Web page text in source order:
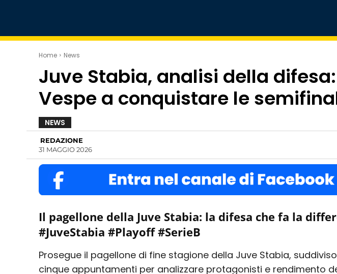
Home News
Juve Stabia, analisi della
Vespe a conquistare le
NEWS
REDAZIONE
31 MAGGIO 2026
Il pagellone della Juve Stabia: la difesa che fa la
#JuveStabia #Playoff #SerieB
Prosegue il pagellone di fine stagione della Juve Stabia,
cinque appuntamenti per analizzare protagonisti e rendimento